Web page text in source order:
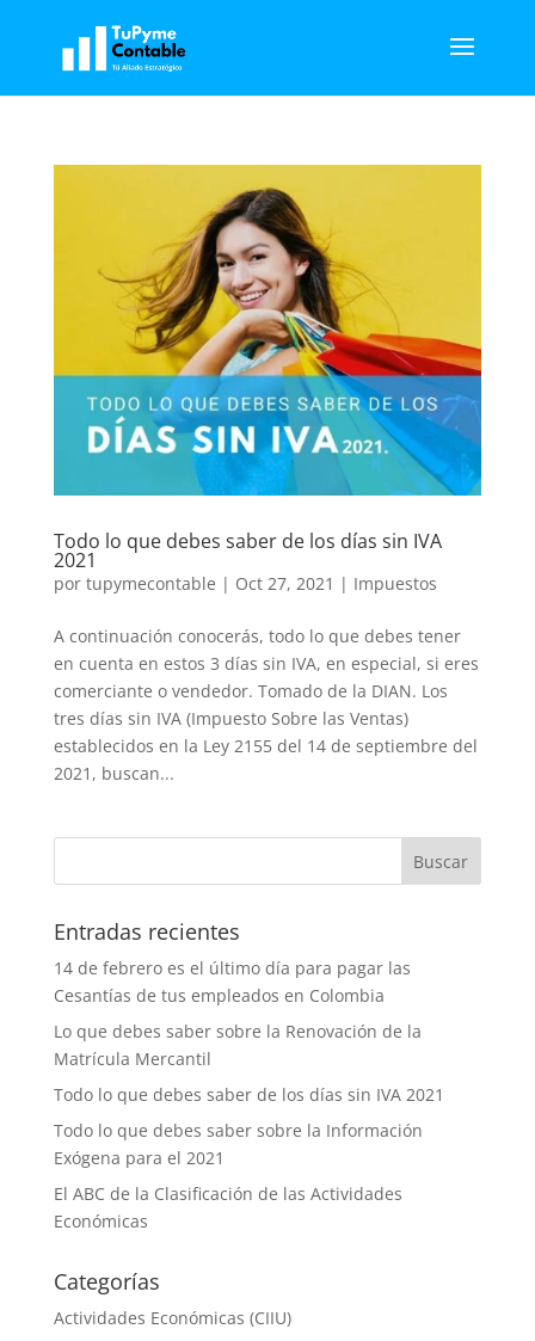
Todo lo que debes saber de los días sin IVA
2021
por tupymecontable | Oct 27, 2021 | Impuestos
A continuación conocerás, todo lo que debes tener
en cuenta en estos 3 días sin IVA, en especial, si eres
comerciante o vendedor. Tomado de la DIAN. Los
tres días sin IVA (Impuesto Sobre las Ventas)
establecidos en la Ley 2155 del 14 de septiembre del
2021, buscan...
Entradas recientes
14 de febrero es el último día para pagar las
Cesantías de tus empleados en Colombia
Lo que debes saber sobre la Renovación de la
Matrícula Mercantil
Todo lo que debes saber de los días sin IVA 2021
Todo lo que debes saber sobre la Información
Exógena para el 2021
El ABC de la Clasificación de las Actividades
Económicas
Categorías
Actividades Económicas (CIIU)